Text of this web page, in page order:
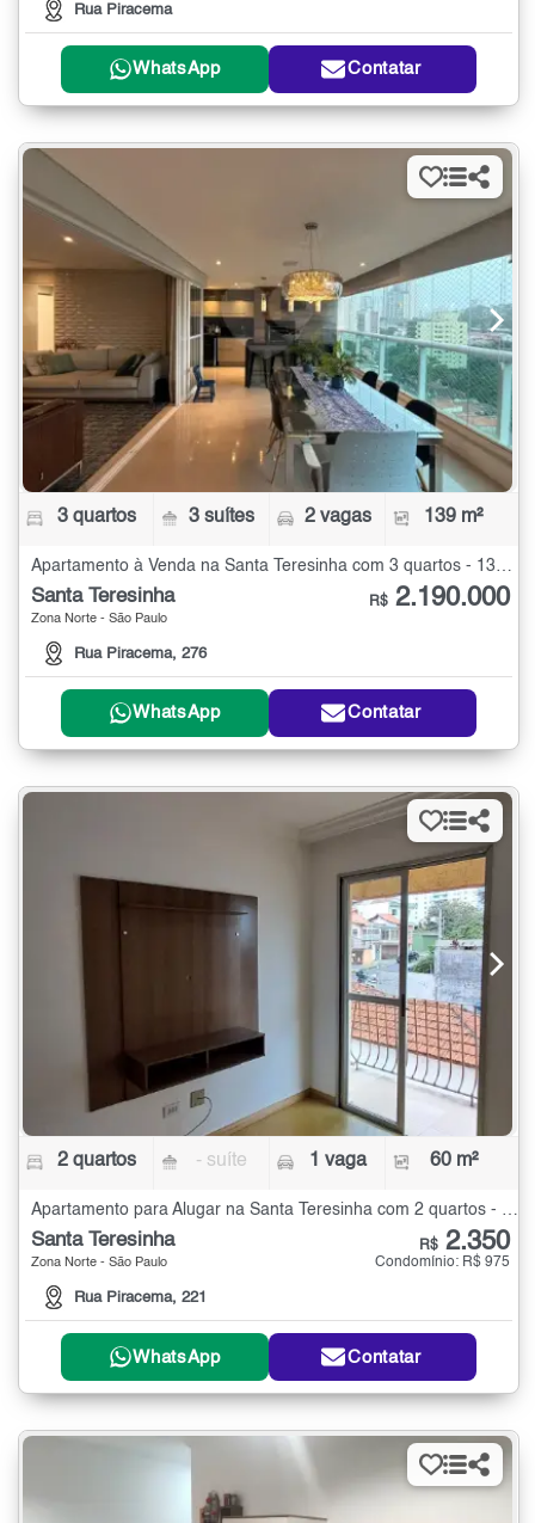
Rua Piracema
WhatsApp Contatar
3 quartos 3 suítes 2 vagas 139 m²
Santa Teresinha
Zona Norte - São Paulo
Rua Piracema, 276
R$ 2.190.000
WhatsApp Contatar
2 quartos - suíte 1 vaga 60 m²
Apartamento para Alugar na Santa Teresinha com 2 quartos - 60 m²
Santa Teresinha
Zona Norte - São Paulo
Rua Piracema, 221
R$ 2.350
Condomínio: R$ 975
WhatsApp Contatar